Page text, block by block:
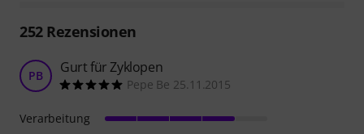
252Rezensionen
PB Gurt für Zyklopen
Pepe Be 25.11.2015
Verarbeitung